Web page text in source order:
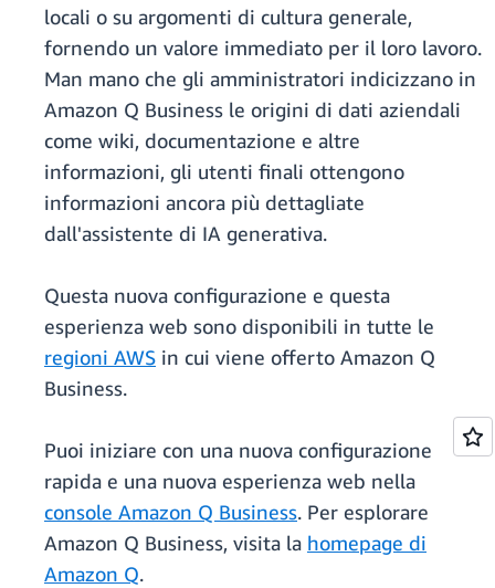
locali o su argomenti di cultura generale,
fornendo un valore immediato per il loro lavoro.
Man mano che gli amministratori indicizzano in
Amazon Q Business le origini di dati aziendali
come wiki, documentazione e altre
informazioni, gli utenti finali ottengono
informazioni ancora più dettagliate
dall'assistente di IA generativa.
Questa nuova configurazione e questa
esperienza web sono disponibili in tutte le
regioni AWS in cui viene offerto Amazon Q
Business.
Puoi iniziare con una nuova configurazione
rapida e una nuova esperienza web nella
console Amazon Q Business. Per esplorare
Amazon Q Business, visita la homepage di
Amazon Q.